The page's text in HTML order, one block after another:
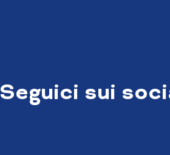
Seguici sui